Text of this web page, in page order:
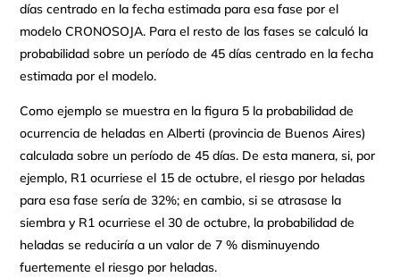
días centrado en la fecha estimada para esa fase por el
modelo CRONOSOJA. Para el resto de las fases se calculó la
probabilidad sobre un período de 45 días centrado en la fecha
estimada por el modelo.
Como ejemplo se muestra en la figura 5 la probabilidad de
ocurrencia de heladas en Alberti (provincia de Buenos Aires)
calculada sobre un período de 45 días. De esta manera, si, por
ejemplo, R1 ocurriese el 15 de octubre, el riesgo por heladas
para esa fase sería de 32%; en cambio, si se atrasase la
siembra y R1 ocurriese el 30 de octubre, la probabilidad de
heladas se reduciría a un valor de 7 % disminuyendo
fuertemente el riesgo por heladas.